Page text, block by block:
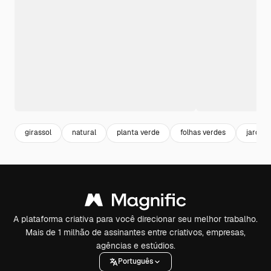
girassol natural planta verde folhas verdes
A plataforma criativa para você direcionar seu melhor trabalho.
Mais de 1 milhão de assinantes entre criativos, empresas,
agências e estúdios.
Português